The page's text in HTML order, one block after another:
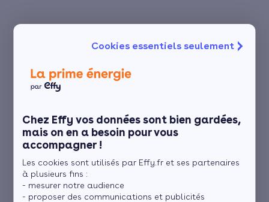
Cookies essentiels seulement
Chez Effy vos données sont bien gardées,
mais on en a besoin pour vous
accompagner !
Les cookies sont utilisés par Effy.fr et ses partenaires
à plusieurs fins :
- mesurer notre audience
- proposer des communications et publicités